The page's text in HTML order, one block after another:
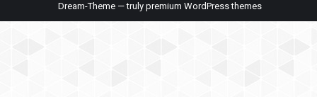
Dream-Theme — truly premium WordPress themes